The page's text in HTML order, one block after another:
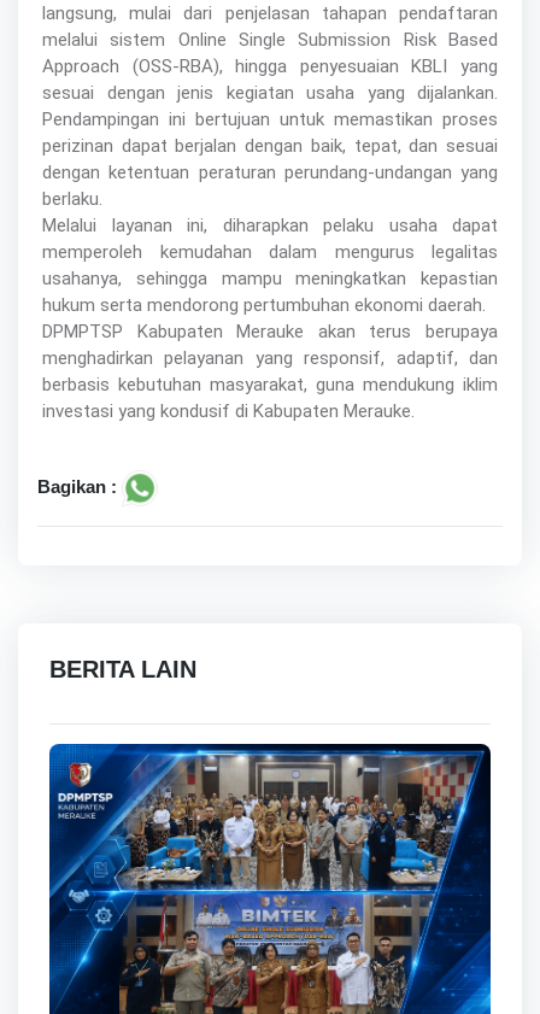
langsung, mulai dari penjelasan tahapan pendaftaran
melalui sistem Online Single Submission Risk Based
Approach (OSS-RBA), hingga penyesuaian KBLI yang
sesuai dengan jenis kegiatan usaha yang dijalankan.
Pendampingan ini bertujuan untuk memastikan proses
perizinan dapat berjalan dengan baik, tepat, dan sesuai
dengan ketentuan peraturan perundang-undangan yang
berlaku.
Melalui layanan ini, diharapkan pelaku usaha dapat
memperoleh kemudahan dalam mengurus legalitas
usahanya, sehingga mampu meningkatkan kepastian
hukum serta mendorong pertumbuhan ekonomi daerah.
DPMPTSP Kabupaten Merauke akan terus berupaya
menghadirkan pelayanan yang responsif, adaptif, dan
berbasis kebutuhan masyarakat, guna mendukung iklim
investasi yang kondusif di Kabupaten Merauke.
Bagikan :
BERITA LAIN